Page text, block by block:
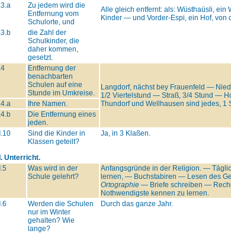
Alle gleich entfernt: als: Wüsthaüsli,
Kinder — und Vorder-Espi, ein Hof, von
Zu jedem wird die
Entfernung vom
Schulorte, und
die Zahl der
Schulkinder, die
daher kommen,
gesetzt.
Entfernung der
benachbarten
Schulen auf eine
Stunde im Umkreise.
Langdorf, nächst bey Frauenfeld —
1/2 Viertelstund — Straß, 3/4 Stund —
Thundorf und Wellhausen sind jedes, 1
Ihre Namen.
Die Entfernung eines
jeden.
Sind die Kinder in
Klassen geteilt?
Ja, in 3 Klaßen.
Unterricht.
Was wird in der
Schule gelehrt?
Anfangsgründe in der Religion. —
lernen, — Buchstabiren — Lesen des
Ortographie— Briefe schreiben —
Nothwendigste kennen zu lernen.
Werden die Schulen
nur im Winter
gehalten? Wie
lange?
Durch das ganze Jahr.